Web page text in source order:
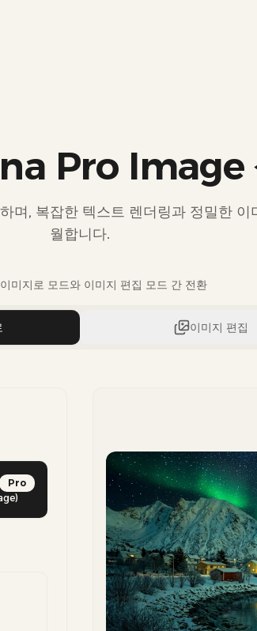
Pro Image
며, 복잡한 텍스트 렌더링과 정밀한 이
월합니다.
미지로 모드와 이미지 편집 모드 간 전환
이미지 편집
Pro
Previous slide